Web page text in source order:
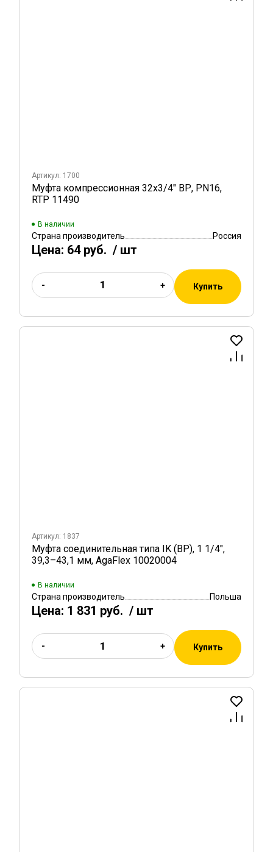
Артикул: 1700
Муфта компрессионная 32х3/4" ВР, PN16,
RTP 11490
В наличии
Страна производитель Россия
Цена: 64 руб. / шт
- + Купить
Артикул: 1837
Муфта соединительная типа IK (ВР), 1 1/4",
39,3–43,1 мм, AgaFlex 10020004
В наличии
Страна производитель Польша
Цена: 1 831 руб. / шт
- + Купить